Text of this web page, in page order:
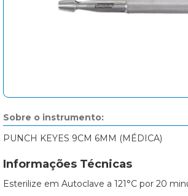
Sobre o instrumento:
PUNCH KEYES 9CM 6MM (MÉDICA)
Informações Técnicas
Esterilize em Autoclave a 121°C por 20